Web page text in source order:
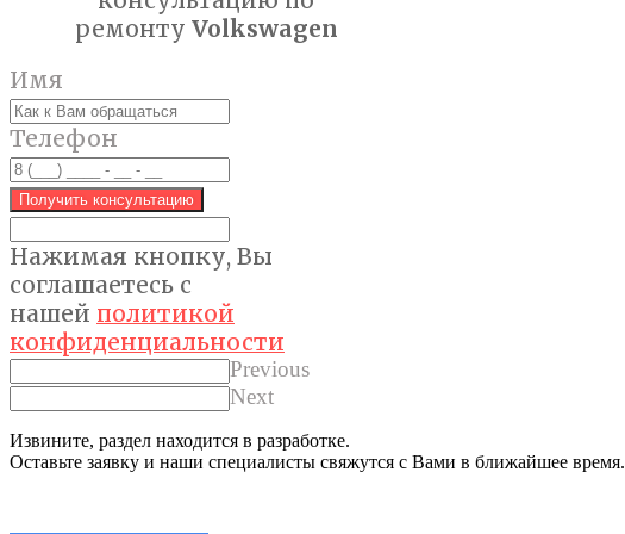
ремонту Volkswagen
Имя
Телефон
Получить консультацию
Нажимая кнопку, Вы
соглашаетесь с
нашей политикой
конфиденциальности
Previous
Next
Извините, раздел находится в разработке.
Оставьте заявку и наши специалисты свяжутся с Вами в ближайшее время.